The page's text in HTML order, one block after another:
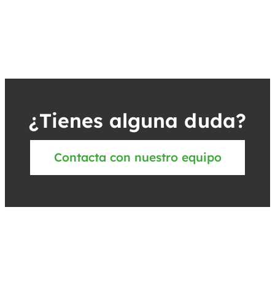
¿Tienes alguna duda?
Contacta con nuestro equipo